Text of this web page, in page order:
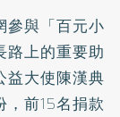
與「百元小
路上的重要助
益大使陳漢典
，前15名捐款